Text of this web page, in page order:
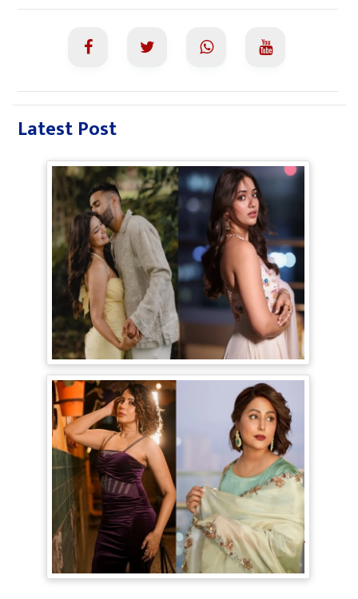
Latest Post
Jiyaa Shankar Engagement: Jiya
Shankar की हुई Engagement, मंगेतर
Karan के साथ शेयर की रोमांटिक Pictures
TV Gossip: 'तीखी मिर्ची' हैं Hina Khan,
सूपर्नखा रोल के लिए परफेक्ट; Rozalin Khan ने
छेड़ी नई बहस